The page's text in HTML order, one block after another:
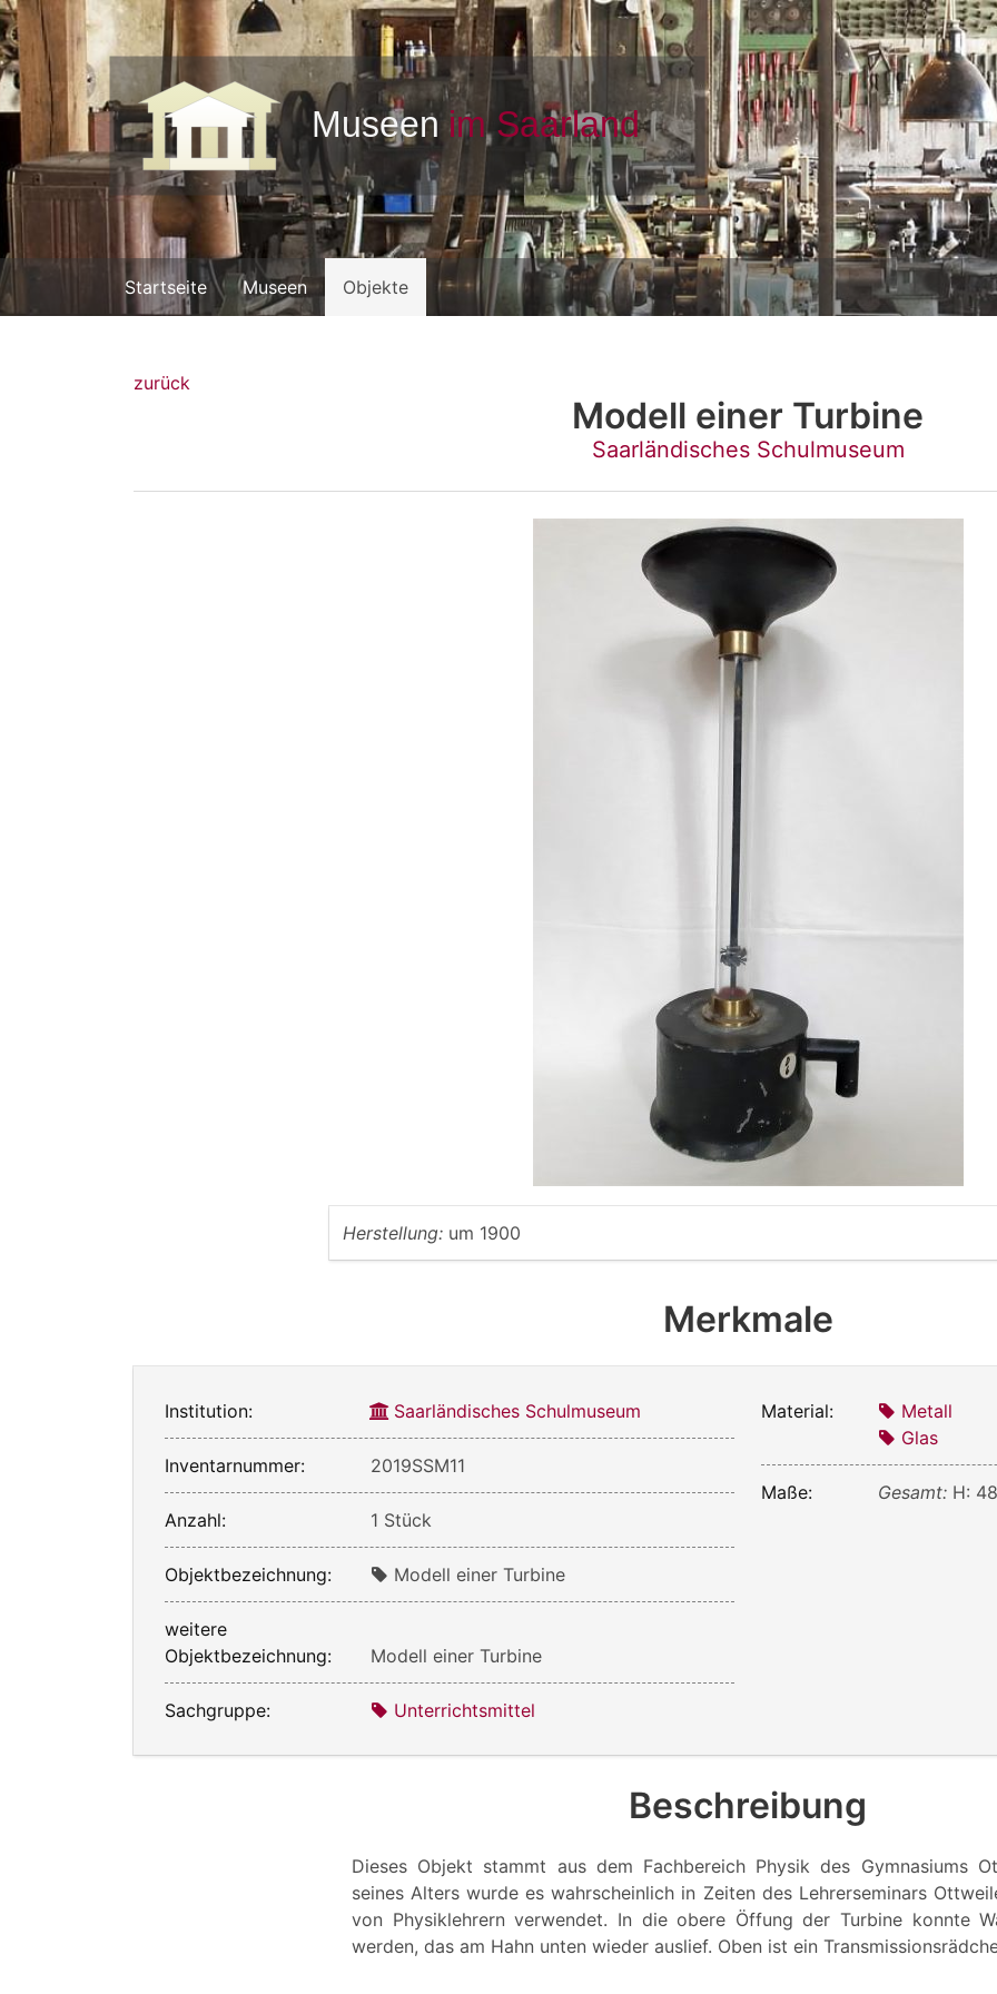
Startseite Museen Objekte
zurück
Modell einer Turbine
Saarländisches Schulmuseum
Herstellung: um 1900
Merkmale
Institution: Saarländisches Schulmuseum
Inventarnummer: 2019SSM11
Anzahl: 1 Stück
Objektbezeichnung: Modell einer Turbine
weitere
Objektbezeichnung:
Modell einer Turbine
Sachgruppe: Unterrichtsmittel
Material:
Metall
Glas
Maße: Gesamt: H:
Beschreibung
Dieses Objekt stammt aus dem Fachbereich Physik des Gymnasiums
seines Alters wurde es wahrscheinlich in Zeiten des Lehrerseminars
von Physiklehrern verwendet. In die obere Öffung der Turbine konnte
werden, das am Hahn unten wieder auslief. Oben ist ein